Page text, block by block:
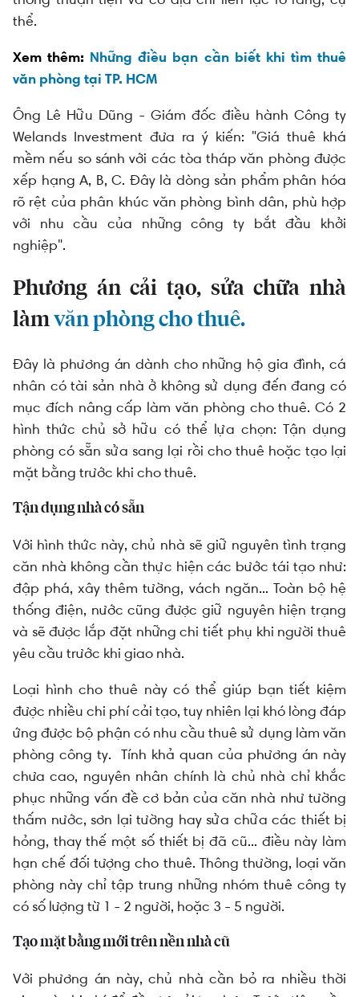
thể.
Xem thêm: Những điều bạn cần biết khi tìm thuê
văn phòng tại TP. HCM
Ông Lê Hữu Dũng - Giám đốc điều hành Công ty
Welands Investment đưa ra ý kiến: "Giá thuê khá
mềm nếu so sánh với các tòa tháp văn phòng được
xếp hạng A, B, C. Đây là dòng sản phẩm phân hóa
rõ rệt của phân khúc văn phòng bình dân, phù hợp
với nhu cầu của những công ty bắt đầu khởi
nghiệp".
Phương án cải tạo, sửa chữa nhà
làmvăn phòng cho thuê.
Đây là phương án dành cho những hộ gia đình, cá
nhân có tài sản nhà ở không sử dụng đến đang có
mục đích nâng cấp làm văn phòng cho thuê. Có 2
hình thức chủ sở hữu có thể lựa chọn: Tận dụng
phòng có sẵn sửa sang lại rồi cho thuê hoặc tạo lại
mặt bằng trước khi cho thuê.
Tận dụng nhà có sẵn
Với hình thức này, chủ nhà sẽ giữ nguyên tình trạng
căn nhà không cần thực hiện các bước tái tạo như:
đập phá, xây thêm tường, vách ngăn... Toàn bộ hệ
thống điện, nước cũng được giữ nguyên hiện trạng
và sẽ được lắp đặt những chi tiết phụ khi người thuê
yêu cầu trước khi giao nhà.
Loại hình cho thuê này có thể giúp bạn tiết kiệm
được nhiều chi phí cải tạo, tuy nhiên lại khó lòng đáp
ứng được bộ phận có nhu cầu thuê sử dụng làm văn
phòng công ty. Tính khả quan của phương án này
chưa cao, nguyên nhân chính là chủ nhà chỉ khắc
phục những vấn đề cơ bản của căn nhà như tường
thấm nước, sơn lại tường hay sửa chữa các thiết bị
hỏng, thay thế một số thiết bị đã cũ... điều này làm
hạn chế đối tượng cho thuê. Thông thường, loại văn
phòng này chỉ tập trung những nhóm thuê công ty
có số lượng từ 1 - 2 người, hoặc 3 - 5 người.
Tạo mặt bằng mới trên nền nhà cũ
Với phương án này, chủ nhà cần bỏ ra nhiều thời